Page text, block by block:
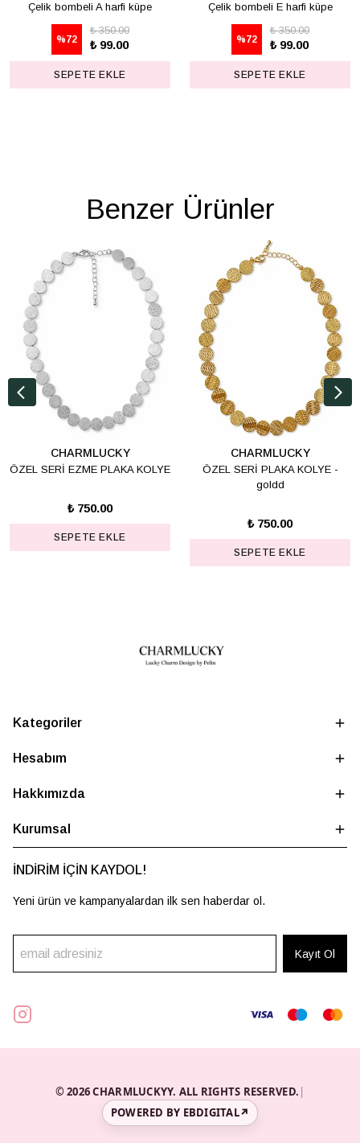
Çelik bombeli A harfi küpe
%72
₺ 350.00
₺ 99.00
SEPETE EKLE
Çelik bombeli E harfi küpe
%72
₺ 350.00
₺ 99.00
SEPETE EKLE
Benzer Ürünler
CHARMLUCKY
ÖZEL SERİ EZME PLAKA KOLYE
₺ 750.00
SEPETE EKLE
CHARMLUCKY
ÖZEL SERİ PLAKA KOLYE -
goldd
₺ 750.00
SEPETE EKLE
Kategoriler
Hesabım
Hakkımızda
Kurumsal
İNDİRİM İÇİN KAYDOL!
Yeni ürün ve kampanyalardan ilk sen haberdar ol.
Kayıt Ol
© 2026 CHARMLUCKYY. ALL RIGHTS RESERVED. |
POWERED BY EBDIGITAL↗